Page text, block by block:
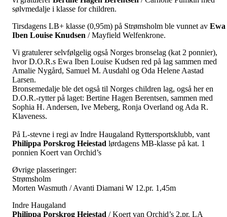
sølvmedalje i klasse for children.
Tirsdagens LB+ klasse (0,95m) på Strømsholm ble vunnet av Ewa
Iben Louise Knudsen / Mayfield Welfenkrone.
Vi gratulerer selvfølgelig også Norges bronselag (kat 2 ponnier),
hvor D.O.R.s Ewa Iben Louise Kudsen red på lag sammen med
Amalie Nygård, Samuel M. Ausdahl og Oda Helene Aastad
Larsen.
Bronsemedalje ble det også til Norges children lag, også her en
D.O.R.-rytter på laget: Bertine Hagen Berentsen, sammen med
Sophia H. Andersen, Ive Meberg, Ronja Overland og Ada R.
Klaveness.
På L-stevne i regi av Indre Haugaland Ryttersportsklubb, vant
Philippa Porskrog Heiestad lørdagens MB-klasse på kat. 1
ponnien Koert van Orchid’s
Øvrige plasseringer:
Strømsholm
Morten Wasmuth / Avanti Diamani W 12.pr. 1,45m
Indre Haugaland
Philippa Porskrog Heiestad / Koert van Orchid’s 2.pr. LA